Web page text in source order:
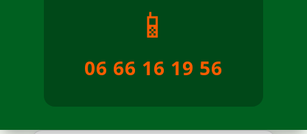
📱
06 66 16 19 56